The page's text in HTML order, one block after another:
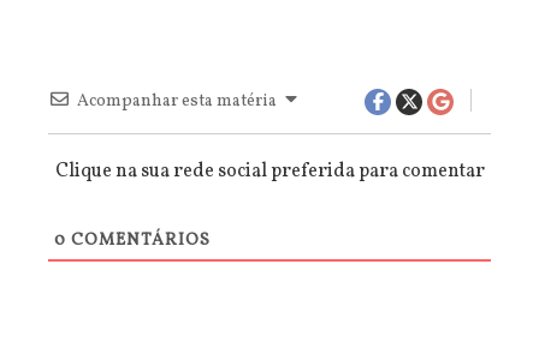
Acompanhar esta matéria
Clique na sua rede social preferida para comentar
0 COMENTÁRIOS